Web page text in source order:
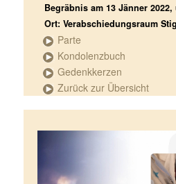
Begräbnis am 13 Jänner 2022,
Ort: Verabschiedungsraum
Parte
Kondolenzbuch
Gedenkkerzen
Zurück zur Übersicht